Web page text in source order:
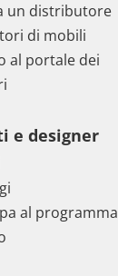
un distributore
di mobili
al portale dei
e designer
al programma